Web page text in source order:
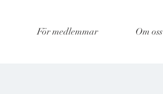
För medlemmar Om oss